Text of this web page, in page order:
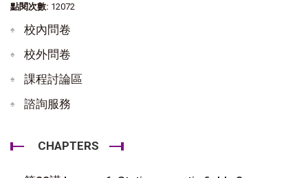
點閱次數: 12072
校內問卷
校外問卷
課程討論區
諮詢服務
CHAPTERS